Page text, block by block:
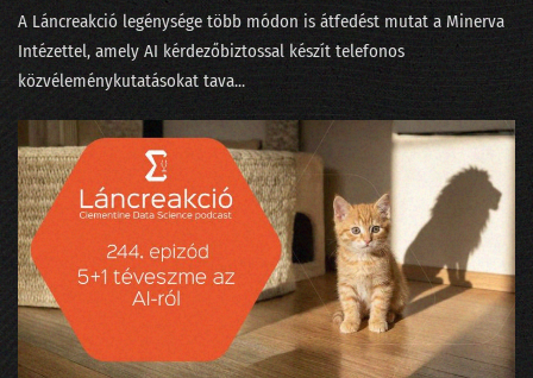
035 - Értelem és érzelem és algoritmus
33. NLP kerekasztal a conTEXT 2021 konferencián
31. Regulázzuk meg a Facebookot!
30. Süti-apokalipszis a konferencián
29. Hányféleképpen lehet igent mondani?
28. Okoswhisky egy jó MI-sakkpartihoz?
A Láncreakció legénysége több módon is átfedést mutat a Minerva
Intézettel, amely AI kérdezőbiztossal készít telefonos
közvéleménykutatásokat tava...